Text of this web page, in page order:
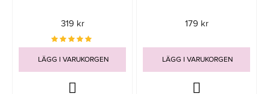
319 kr
LÄGG I VARUKORGEN
179 kr
LÄGG I VARUKORGEN